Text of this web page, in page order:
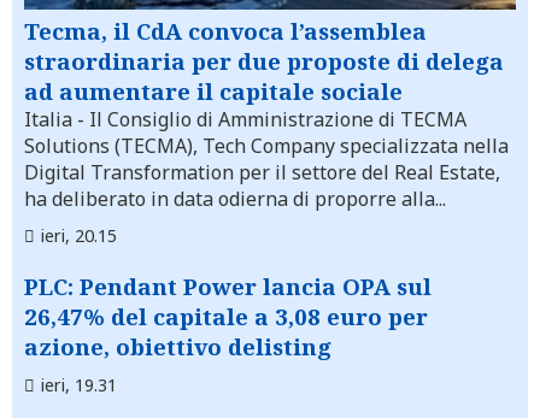
Tecma, il CdA convoca l’assemblea
straordinaria per due proposte di delega
ad aumentare il capitale sociale
Italia - Il Consiglio di Amministrazione di TECMA
Solutions (TECMA), Tech Company specializzata nella
Digital Transformation per il settore del Real Estate,
ha deliberato in data odierna di proporre alla...
ieri, 20.15
PLC: Pendant Power lancia OPA sul
26,47% del capitale a 3,08 euro per
azione, obiettivo delisting
ieri, 19.31